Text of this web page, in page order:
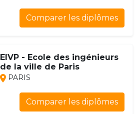
Comparer les diplômes
EIVP - Ecole des ingénieurs
de la ville de Paris
PARIS
Comparer les diplômes